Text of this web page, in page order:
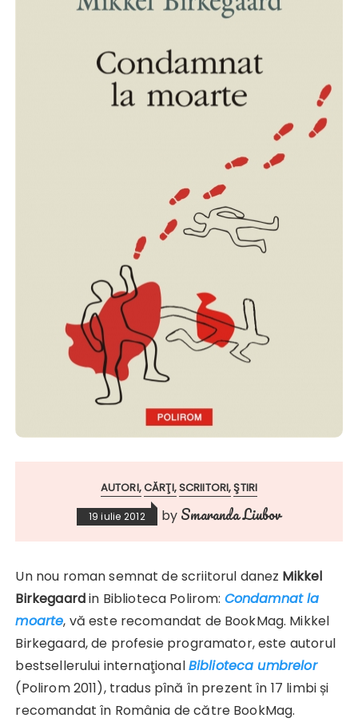
AUTORI CĂRŢI SCRIITORI ŞTIRI
19 iulie 2012 by Smaranda Liubov
Un nou roman semnat de scriitorul danez Mikkel
Birkegaardin Biblioteca Polirom: Condamnat la
moarte, vă este recomandat de BookMag. Mikkel
Birkegaard, de profesie programator, este autorul
bestsellerului internaţionalBiblioteca umbrelor
(Polirom 2011), tradus pînă în prezent în 17 limbi și
recomandat în România de către BookMag.